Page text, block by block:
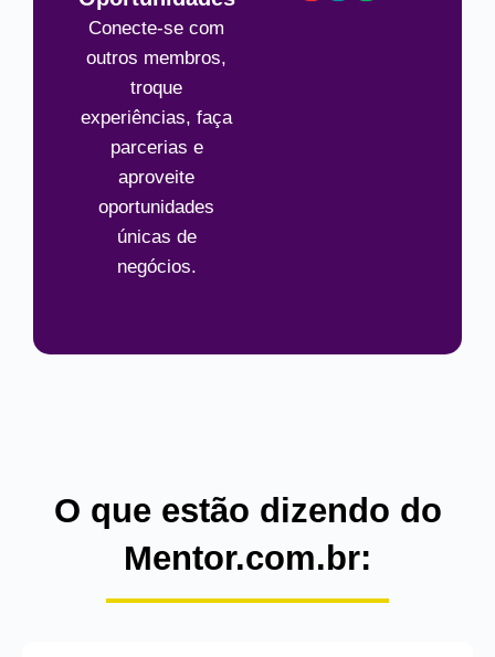
Conecte-se com
outros membros,
troque
experiências, faça
parcerias e
aproveite
oportunidades
únicas de
negócios.
O que estão dizendo do
Mentor.com.br: